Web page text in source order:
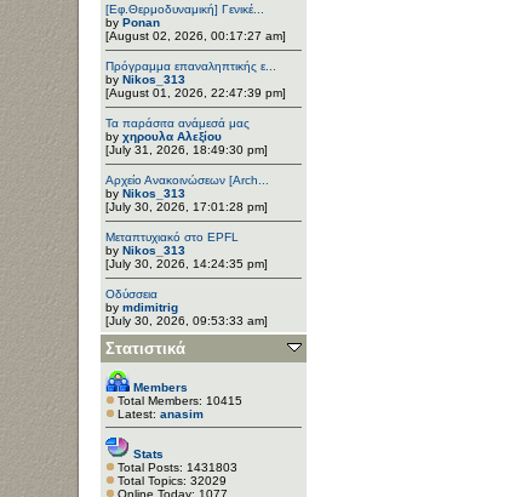
[Εφ.Θερμοδυναμική] Γενικέ...
by Ponan
[August 02, 2026, 00:17:27 am]
Πρόγραμμα επαναληπτικής ε...
by Nikos_313
[August 01, 2026, 22:47:39 pm]
Τα παράσιτα ανάμεσά μας
by χηρουλα Αλεξίου
[July 31, 2026, 18:49:30 pm]
Αρχείο Ανακοινώσεων [Arch...
by Nikos_313
[July 30, 2026, 17:01:28 pm]
Μεταπτυχιακό στο EPFL
by Nikos_313
[July 30, 2026, 14:24:35 pm]
Οδύσσεια
by mdimitrig
[July 30, 2026, 09:53:33 am]
Στατιστικά
Members
Total Members: 10415
Latest: anasim
Stats
Total Posts: 1431803
Total Topics: 32029
Online Today: 1077